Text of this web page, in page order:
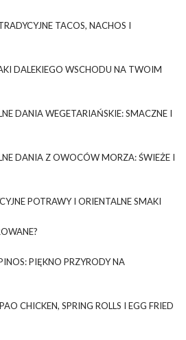
TACOS, NACHOS I
DALEKIEGO WSCHODU NA TWOIM
DANIA WEGETARIAŃSKIE: SMACZNE I
DANIA Z OWOCÓW MORZA: ŚWIEŻE I
POTRAWY I ORIENTALNE SMAKI
PIĘKNO PRZYRODY NA
CHICKEN, SPRING ROLLS I EGG FRIED